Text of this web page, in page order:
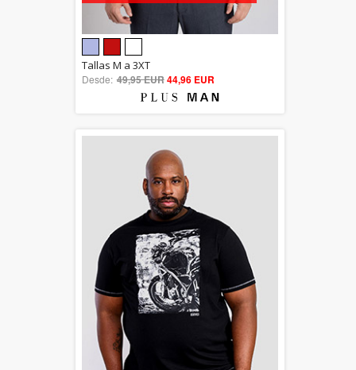
5.00
out of 5
Tallas M a 3XT
Desde: 49,95 EUR44,96 EUR